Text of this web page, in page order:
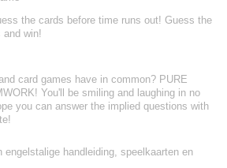
the cards before time runs out! Guess the
and win!
card games have in common? PURE
You'll be smiling and laughing in no
you can answer the implied questions with
engelstalige handleiding, speelkaarten en